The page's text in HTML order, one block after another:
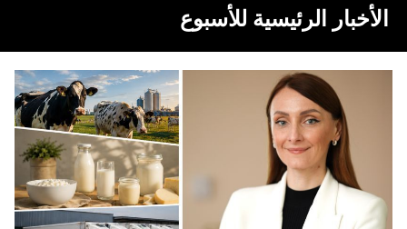
الأخبار الرئيسية للأسبوع